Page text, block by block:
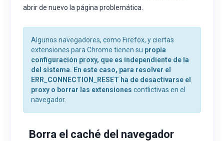
abrir de nuevo la página problemática.
Algunos navegadores, como Firefox, y ciertas
extensiones para Chrome tienen su propia
configuración proxy, que es independiente de la
del sistema. En este caso, para resolver el
ERR_CONNECTION_RESET ha de desactivarse el
proxy o borrar las extensiones conflictivas en el
navegador.
Borra el caché del navegador